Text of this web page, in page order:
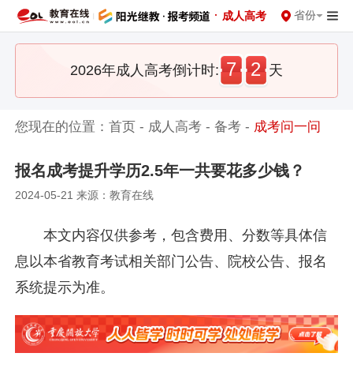
· 成人高考 省份
2026年成人高考倒计时: 7 2 天
您现在的位置：首页 - 成人高考 -备考 - 成考问一问
报名成考提升学历2.5年一共要花多少钱？
2024-05-21 来源：教育在线
本文内容仅供参考，包含费用、分数等具体信
息以本省教育考试相关部门公告、院校公告、报名
系统提示为准。